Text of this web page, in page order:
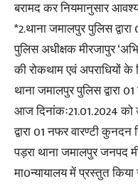
बरामद कर नियमानुसार
*2.थाना जमालपुर पुलिस
पुलिस अधीक्षक मीरजापुर
की रोकथाम एवं अपराधियों
थाना जमालपुर पुलिस द्वारा
आज दिनांकः21.01.2024 को
द्वारा 01 नफर वारण्टी
पड़रा थाना जमालपुर जनपद
मा0न्यायालय में प्रस्तुत किया